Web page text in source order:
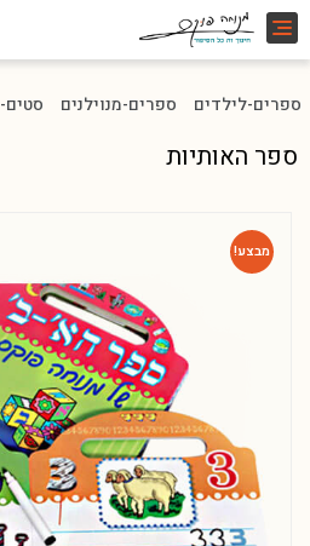
Toggle
navigation
ספרים-לילדים ספרים-מנוילנים
ספר האותיות
מבצע!